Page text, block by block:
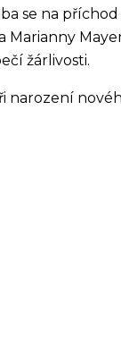
se na
Marianny
žárlivosti.
narození